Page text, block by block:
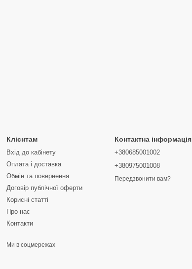
Клієнтам
Вхід до кабінету
Оплата і доставка
Обмін та повернення
Договір публічної оферти
Корисні статті
Про нас
Контакти
Ми в соцмережах
Контактна інформація
+380685001002
+380975001008
Передзвонити вам?